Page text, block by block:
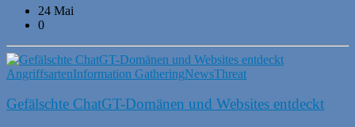
24 Mai
0
AngriffsartenInformation GatheringNewsThreat
Gefälschte ChatGT-Domänen und Websites entdeckt